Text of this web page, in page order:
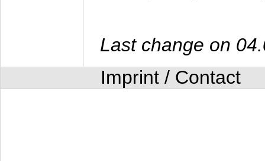
Last change on
Imprint / Contact